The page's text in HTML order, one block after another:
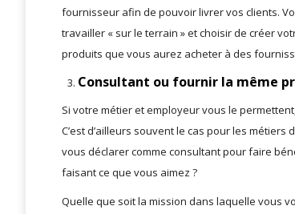
fournisseur afin de pouvoir livrer vos clients.
travailler « sur le terrain » et choisir de créer
produits que vous aurez acheter à des
Consultant ou fournir la même
Si votre métier et employeur vous le
C’est d’ailleurs souvent le cas pour les
vous déclarer comme consultant pour faire
faisant ce que vous aimez ?
Quelle que soit la mission dans laquelle vous